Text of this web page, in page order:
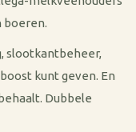
boeren.
slootkantbeheer,
kunt geven. En
Dubbele